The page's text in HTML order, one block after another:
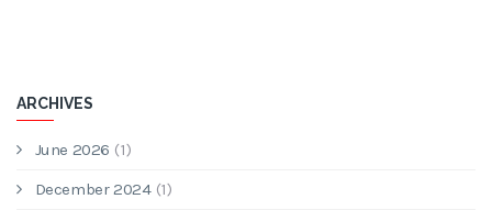
ARCHIVES
June 2026 (1)
December 2024(1)